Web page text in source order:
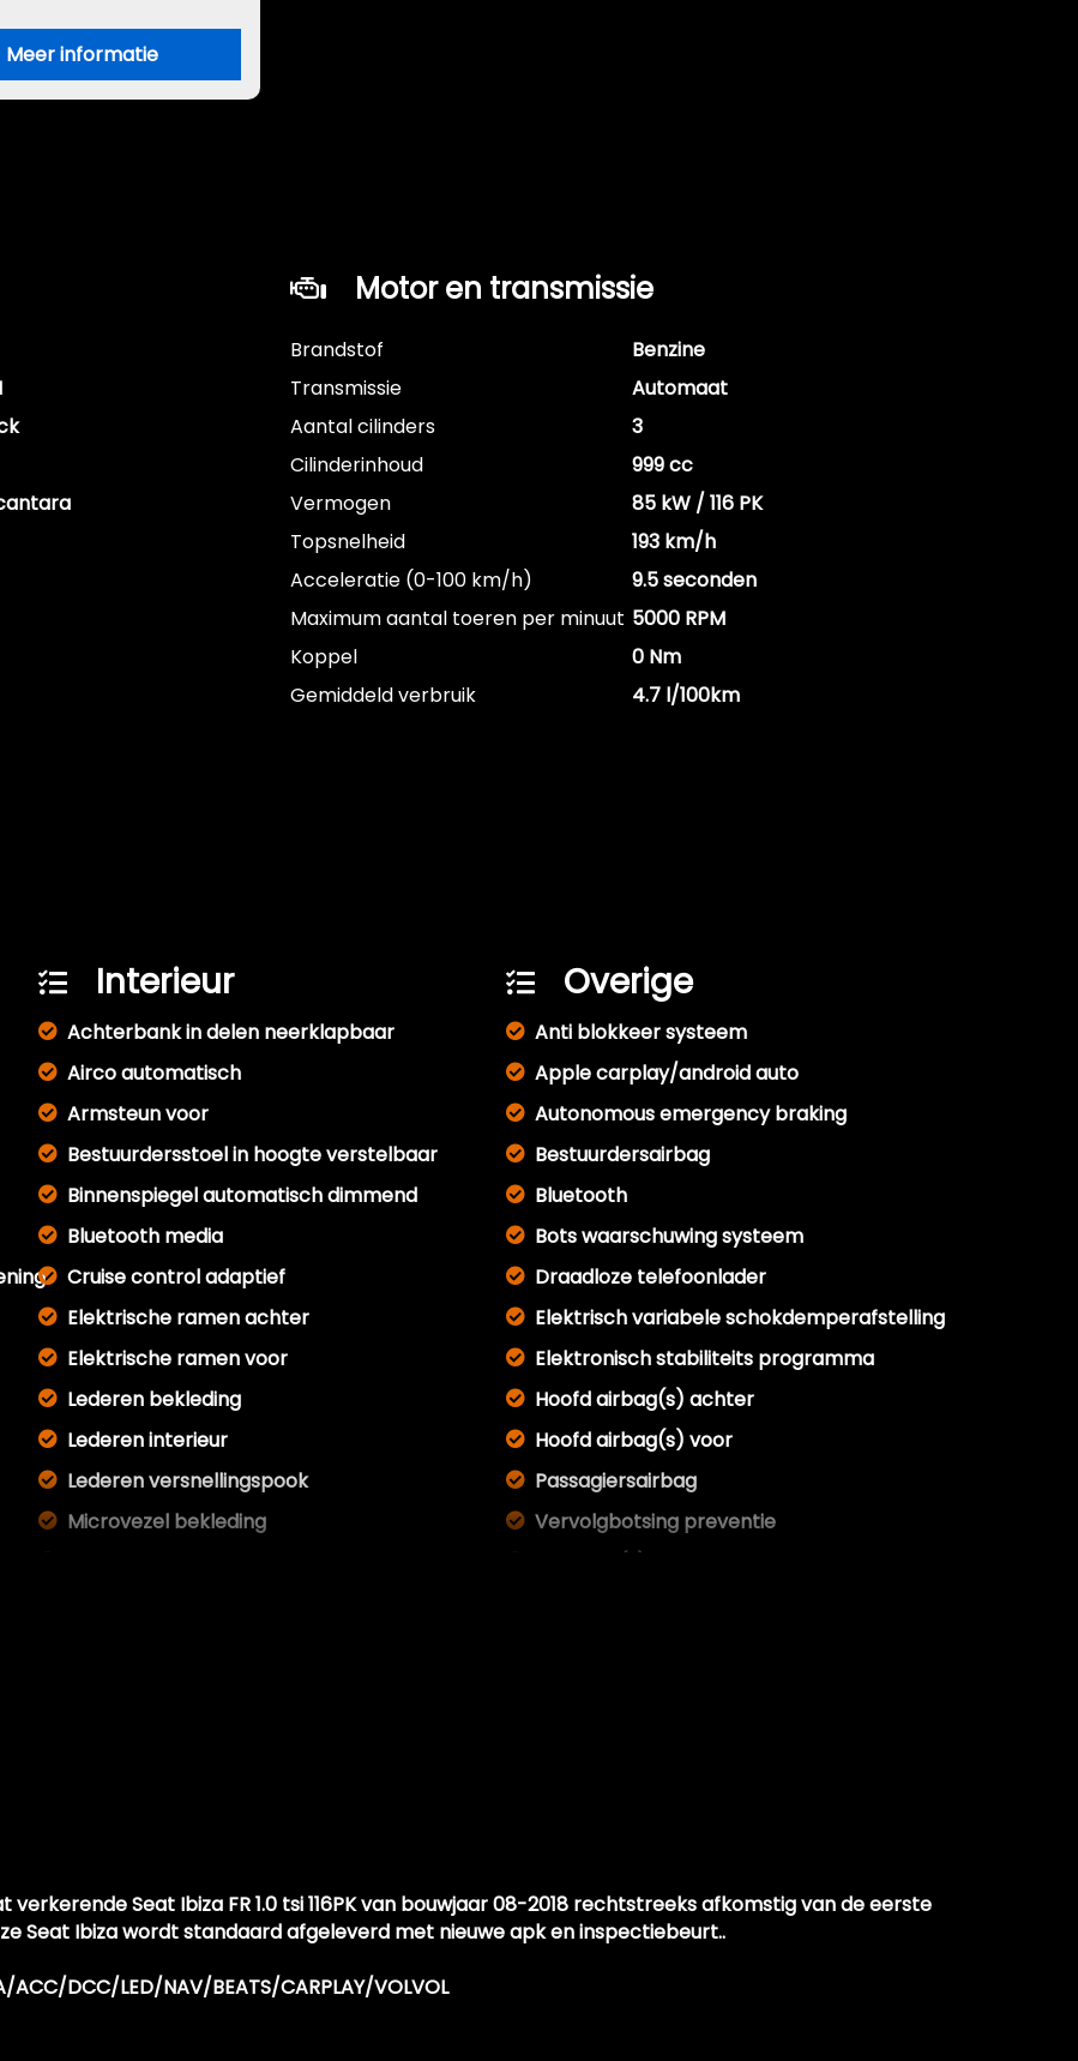
Meer informatie
Motor en transmissie
Brandstof
Benzine
Transmissie
Automaat
Aantal cilinders
3
Cilinderinhoud
999 cc
Vermogen
85 kW / 116 PK
Topsnelheid
193 km/h
Acceleratie (0-100 km/h)
9.5 seconden
Maximum aantal toeren per minuut 5000 RPM
Koppel
0 Nm
Gemiddeld verbruik
4.7 l/100km
Interieur
Achterbank in delen neerklapbaar
Airco automatisch
Armsteun voor
Bestuurdersstoel in hoogte verstelbaar
Binnenspiegel automatisch dimmend
Bluetooth media
Cruise control adaptief
Elektrische ramen achter
Elektrische ramen voor
Lederen bekleding
Lederen interieur
Lederen versnellingspook
Microvezel bekleding
Overige
Anti blokkeer systeem
Apple carplay/android auto
Autonomous emergency braking
Bestuurdersairbag
Bluetooth
Bots waarschuwing systeem
Draadloze telefoonlader
Elektrisch variabele schokdemperafstelling
Elektronisch stabiliteits programma
Hoofd airbag(s) achter
Hoofd airbag(s) voor
Passagiersairbag
Vervolgbotsing preventie
Seat Ibiza FR 1.0 tsi 116PK van bouwjaar 08-2018 rechtstreeks afkomstig van de eerste
Seat Ibiza wordt standaard afgeleverd met nieuwe apk en inspectiebeurt..
ACC/DCC/LED/NAV/BEATS/CARPLAY/VOLVOL